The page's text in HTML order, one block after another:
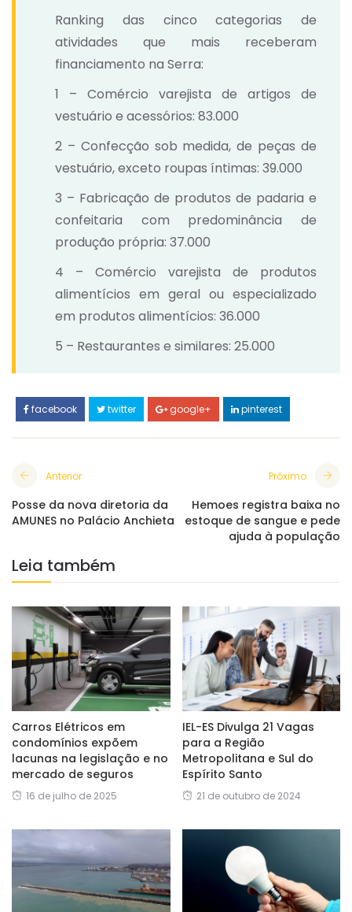
Ranking das cinco categorias de
atividades que mais receberam
financiamento na Serra:
1 – Comércio varejista de artigos de
vestuário e acessórios: 83.000
2 – Confecção sob medida, de peças de
vestuário, exceto roupas íntimas: 39.000
3 – Fabricação de produtos de padaria e
confeitaria com predominância de
produção própria: 37.000
4 – Comércio varejista de produtos
alimentícios em geral ou especializado
em produtos alimentícios: 36.000
5 – Restaurantes e similares: 25.000
facebook twitter google+ pinterest
Anterior
Posse da nova diretoria da
AMUNES no Palácio Anchieta
Próximo
Hemoes registra baixa no
estoque de sangue e pede
ajuda à população
Leia também
Carros Elétricos em
condomínios expõem
lacunas na legislação e no
mercado de seguros
16 de julho de 2025
IEL-ES Divulga 21 Vagas
para a Região
Metropolitana e Sul do
Espírito Santo
21 de outubro de 2024